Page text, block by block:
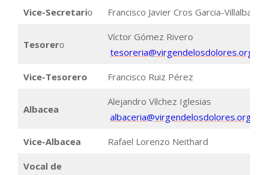
Vice-Secretario Francisco Javier Cros Garcia-Villalba
Tesorero
Víctor Gómez Rivero
tesoreria@virgendelosdolores.org
Vice-Tesorero Francisco Ruiz Pérez
Albacea
Alejandro Vílchez Iglesias
albaceria@virgendelosdolores.org
Vice-Albacea Rafael Lorenzo Neithard
Vocal de